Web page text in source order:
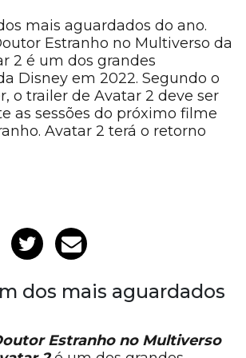
mais aguardados do ano.
Estranho no Multiverso da
2 é um dos grandes
Disney em 2022. Segundo o
o trailer de Avatar 2 deve ser
as sessões do próximo filme
Avatar 2 terá o retorno
dos mais aguardados
Estranho no Multiverso